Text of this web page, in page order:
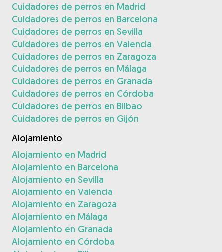
Cuidadores de perros en Madrid
Cuidadores de perros en Barcelona
Cuidadores de perros en Sevilla
Cuidadores de perros en Valencia
Cuidadores de perros en Zaragoza
Cuidadores de perros en Málaga
Cuidadores de perros en Granada
Cuidadores de perros en Córdoba
Cuidadores de perros en Bilbao
Cuidadores de perros en Gijón
Alojamiento
Alojamiento en Madrid
Alojamiento en Barcelona
Alojamiento en Sevilla
Alojamiento en Valencia
Alojamiento en Zaragoza
Alojamiento en Málaga
Alojamiento en Granada
Alojamiento en Córdoba